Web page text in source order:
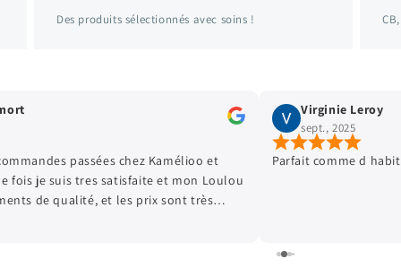
Des produits sélectionnés avec soins !
passées chez Kamélioo et
fois je suis tres satisfaite et mon Loulou
de qualité, et les prix sont très
Virginie Leroy
sept., 2025
Parfait comme d